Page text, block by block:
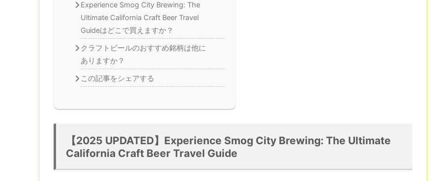
Experience Smog City Brewing: The
Ultimate California Craft Beer Travel
Guideはどこで買えますか？
クラフトビールのおすすめ銘柄は他に
ありますか？
この記事をシェアする
【2025 UPDATED】Experience Smog City Brewing: The Ultimate
California Craft Beer Travel Guide